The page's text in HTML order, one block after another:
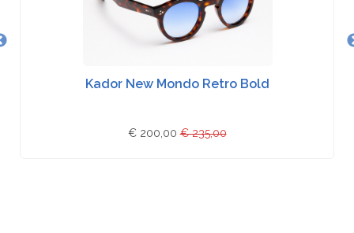
Kador New Mondo Retro Bold
€ 200,00 € 235,00